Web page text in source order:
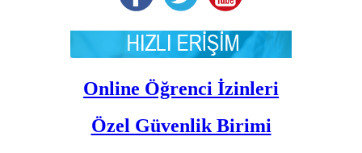
Online Öğrenci İzinleri
Özel Güvenlik Birimi